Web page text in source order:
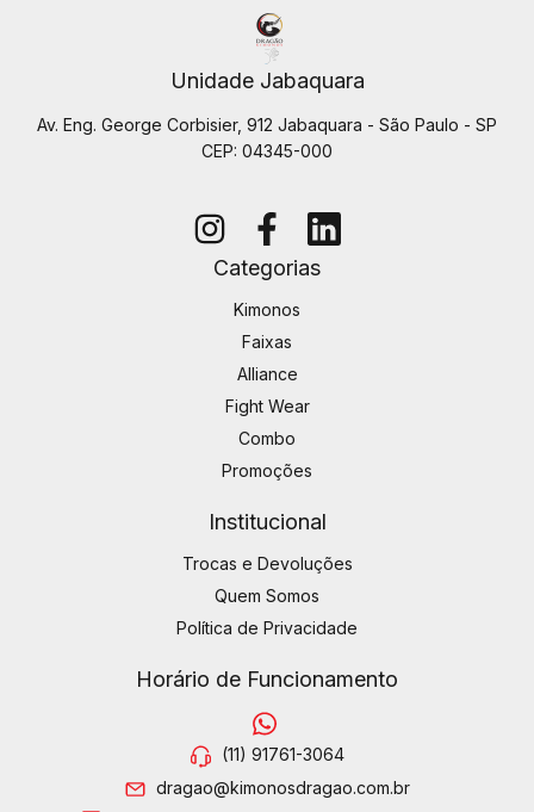
Unidade Jabaquara
Av. Eng. George Corbisier, 912 Jabaquara - São Paulo - SP
CEP: 04345-000
Categorias
Kimonos
Faixas
Alliance
Fight Wear
Combo
Promoções
Institucional
Trocas e Devoluções
Quem Somos
Política de Privacidade
Horário de Funcionamento
(11) 91761-3064
dragao@kimonosdragao.com.br